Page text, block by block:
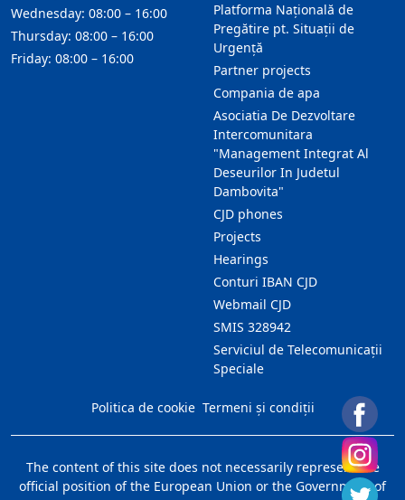
Platforma Națională de
Pregătire pt. Situații de
Urgență
Partner projects
Compania de apa
Asociatia De Dezvoltare
Intercomunitara
"Management Integrat Al
Deseurilor In Judetul
Dambovita"
CJD phones
Projects
Hearings
Conturi IBAN CJD
Webmail CJD
SMIS 328942
Serviciul de Telecomunicații
Speciale
Wednesday: 08:00 – 16:00
Thursday: 08:00 – 16:00
Friday: 08:00 – 16:00
Politica de cookie Termeni și condiții
The content of this site does not necessarily represent the
official position of the European Union or the Government of